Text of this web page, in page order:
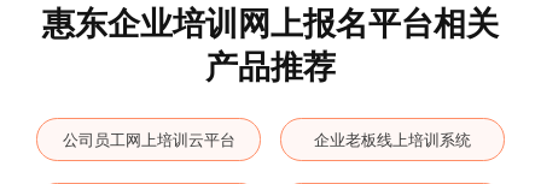
惠东企业培训网上报名平台相关
产品推荐
公司员工网上培训云平台 企业老板线上培训系统